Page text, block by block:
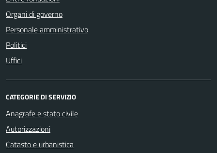
Organi di governo
Personale amministrativo
Politici
Uffici
CATEGORIE DI SERVIZIO
Anagrafe e stato civile
Autorizzazioni
Catasto e urbanistica